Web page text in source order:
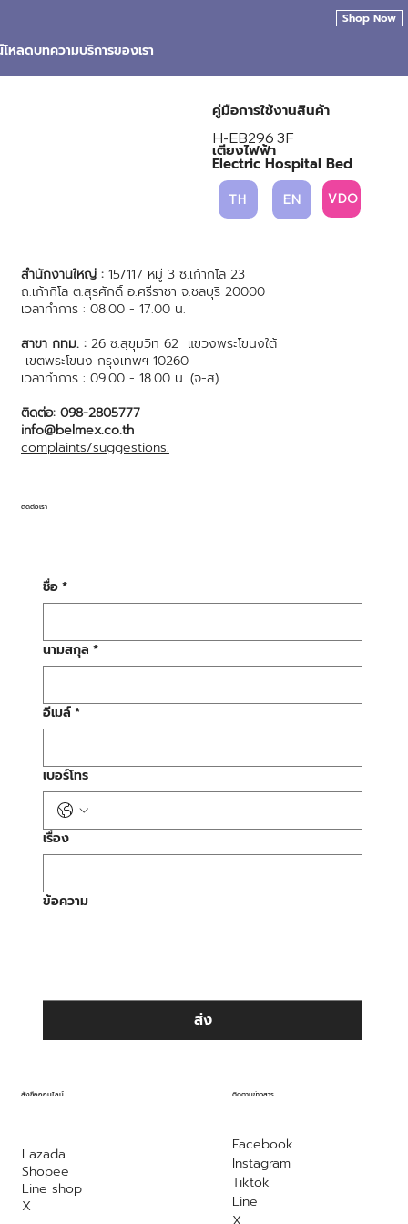
โหลดบทความบริการของเรา
Shop Now
VDO
EN
TH
Electric Hospital Bed
เตียงไฟฟ้า
H-EB296 3F
คู่มือการใช้งานสินค้า
สำนักงานใหญ่ :15/117 หมู่ 3 ซ.เก้ากิโล 23
ถ.เก้ากิโล ต.สุรศักดิ์ อ.ศรีราชา จ.ชลบุรี 20000
เวลาทำการ : 08.00 - 17.00 น.
สาขา กทม. : 26 ซ.สุขุมวิท 62 แขวงพระโขนงใต้
เขตพระโขนง กรุงเทพฯ 10260
เวลาทำการ : 09.00 - 18.00 น. (จ-ส)
ติดต่อ: 098-2805777
info@belmex.co.th
complaints/suggestions.
Facebook
Instagram
Tiktok
Line
ติดตามข่าวสาร
สั่งซื้อออนไลน์
Lazada
Shopee
Line shop
X
ชื่อ*
นามสกุล *
อีเมล์*
เบอร์โทร
เรื่อง
ข้อความ
ส่ง
ติดต่อเรา